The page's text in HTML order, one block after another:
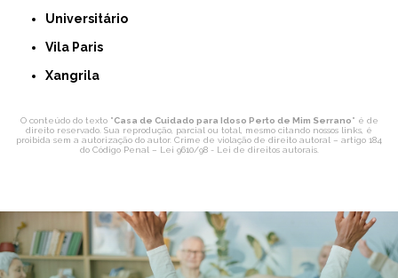
Universitário
Vila Paris
Xangrila
O conteúdo do texto "Casa de Cuidado para Idoso Perto de Mim Serrano" é de
direito reservado. Sua reprodução, parcial ou total, mesmo citando nossos links, é
proibida sem a autorização do autor. Crime de violação de direito autoral – artigo 184
do Código Penal – Lei 9610/98 - Lei de direitos autorais.